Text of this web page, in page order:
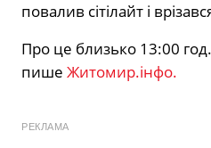
повалив сітілайт і
Про це близько 13:00
пише Житомир.інфо.
РЕКЛАМА